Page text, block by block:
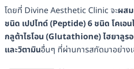
โดยที่ Divine Aesthetic Clinic จะผส
ชนิด เปปไทด์ (Peptide) 6 ชนิด โคเอ
กลูต้าไธโอน (Glutathione) ไฮยาลูร
และวิตามินอื่นๆ ที่ผ่านการสกัดมาอย่าง